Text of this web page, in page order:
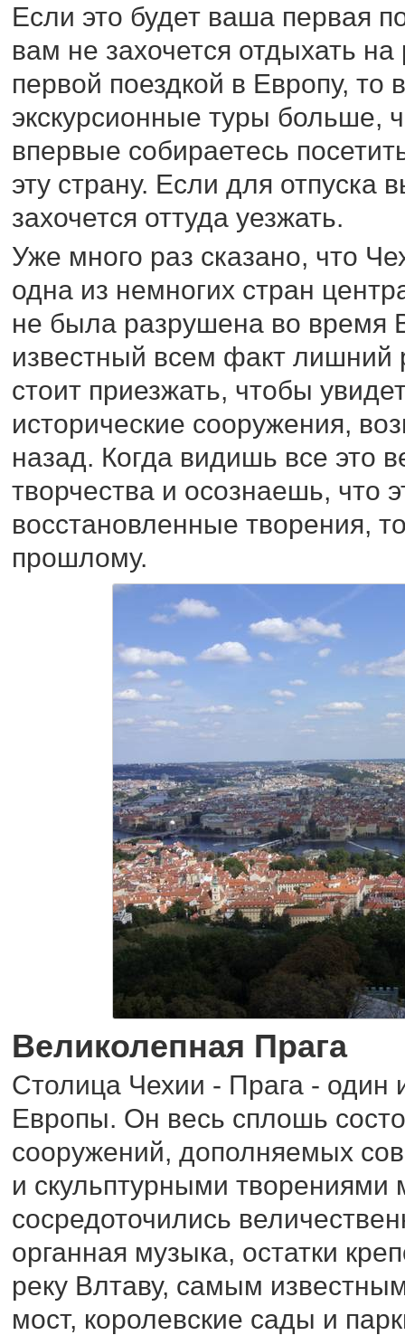
Если это будет ваша первая
вам не захочется отдыхать
первой поездкой в Европу,
экскурсионные туры
впервые собираетесь
эту страну. Если для отпуска
захочется оттуда уезжать.
Уже много раз сказано, что
одна из немногих стран
не была разрушена во время
известный всем факт лишний
стоит приезжать, чтобы
исторические сооружения,
назад. Когда видишь все это
творчества и осознаешь, что
восстановленные творения,
прошлому.
Великолепная Прага
Столица Чехии - Прага - один
Европы. Он весь сплошь
сооружений, дополняемых
и скульптурными творениями
сосредоточились
органная музыка, остатки
реку Влтаву, самым
мост, королевские сады и